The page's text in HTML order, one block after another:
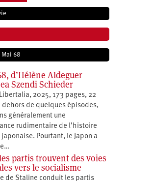
Mai 68
d’Hélène Aldeguer
Szendi Schieder
2025, 173 pages, 22
dehors de quelques épisodes,
généralement une
rudimentaire de l’histoire
Pourtant, le Japon a
partis trouvent des voies
vers le socialisme
de Staline conduit les partis